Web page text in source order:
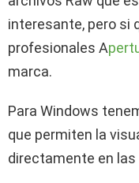
interesante, pero si
profesionales A
marca.
Para Windows
que permiten la
directamente en